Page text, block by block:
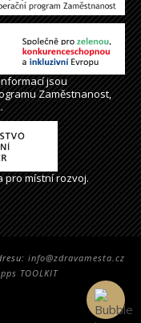
jsou
Zaměstnanost,
pro místní rozvoj.
info@zdravamesta.cz
TOOLKIT